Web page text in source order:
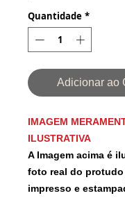
Quantidade *
Adicionar ao
IMAGEM
ILUSTRATIVA
A Imagem acima é
foto real do
impresso e